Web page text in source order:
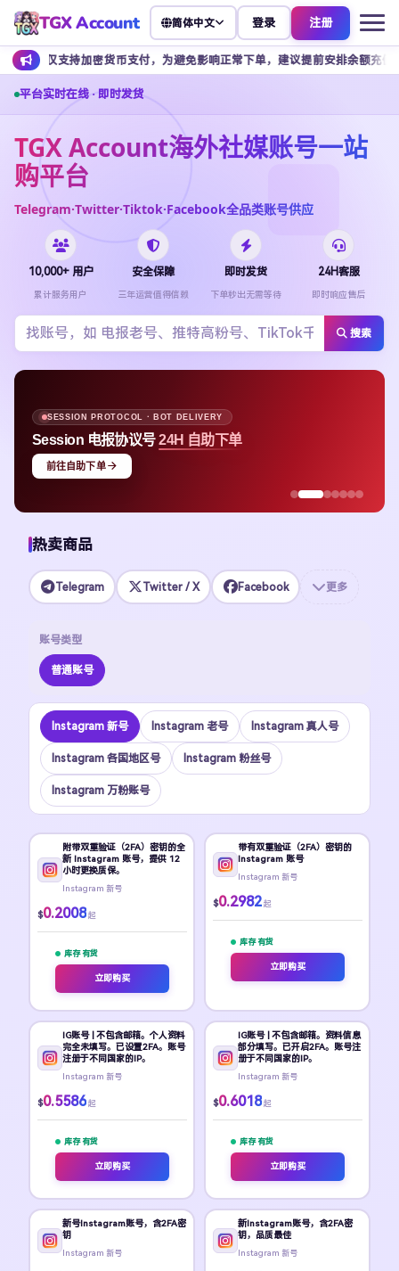
TGX Account 简体中文 登录 注册
币支付，为避免影响正常下单，建议提前安排余额充值。 客服
平台实时在线 · 即时发货
TGX Account海外社媒账号一站
购平台
Telegram·Twitter·Tiktok·Facebook全品类账号供应
10,000+ 用户
累计服务用户
安全保障
三年运营值得信赖
即时发货
下单秒出无需等待
24H客服
即时响应售后
搜索
SESSION PROTOCOL · BOT DELIVERY
Session 电报协议号24H 自助下单
前往自助下单
热卖商品
Telegram Twitter / X Facebook 更多
账号类型
普通账号
Instagram 新号 Instagram 老号 Instagram 真人号
Instagram 各国地区号 Instagram 粉丝号
Instagram 万粉账号
附带双重验证（2FA）密钥的全
新 Instagram 账号，提供 12
小时更换质保。
Instagram 新号
$0.2008 起
库存 有货
立即购买
带有双重验证（2FA）密钥的
Instagram 账号
Instagram 新号
$0.2982 起
库存 有货
立即购买
IG账号 | 不包含邮箱。个人资料
完全未填写。已设置2FA。账号
注册于不同国家的IP。
Instagram 新号
$0.5586 起
库存 有货
立即购买
IG账号 | 不包含邮箱。资料信息
部分填写。已开启2FA。账号注
册于不同国家的IP。
Instagram 新号
$0.6018 起
库存 有货
立即购买
新号Instagram账号，含2FA密
钥
Instagram 新号
新Instagram账号，含2FA密
钥，品质最佳
Instagram 新号